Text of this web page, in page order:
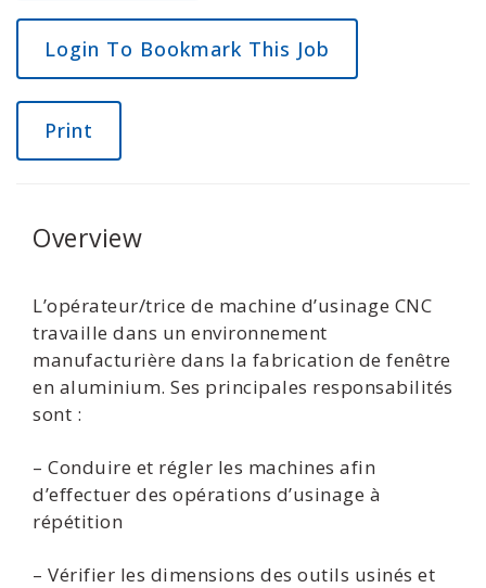
Login To Bookmark This Job
Print
Overview
L’opérateur/trice de machine d’usinage CNC
travaille dans un environnement
manufacturière dans la fabrication de fenêtre
en aluminium. Ses principales responsabilités
sont :
– Conduire et régler les machines afin
d’effectuer des opérations d’usinage à
répétition
– Vérifier les dimensions des outils usinés et